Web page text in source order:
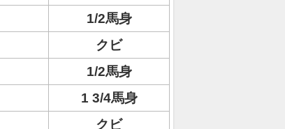
1/2馬身
クビ
1/2馬身
1 3/4馬身
クビ